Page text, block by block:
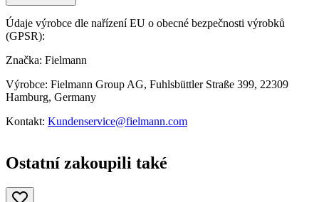
Údaje výrobce dle nařízení EU o obecné bezpečnosti výrobků
(GPSR):
Značka: Fielmann
Výrobce: Fielmann Group AG, Fuhlsbüttler Straße 399, 22309
Hamburg, Germany
Kontakt: Kundenservice@fielmann.com
Ostatní zakoupili také